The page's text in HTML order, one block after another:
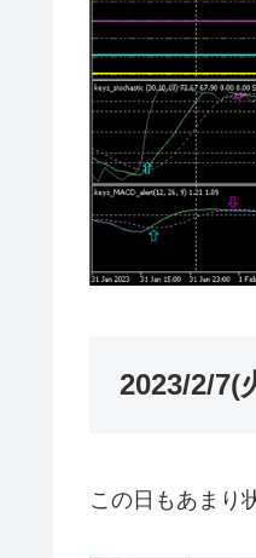
2023/2/7(
この日もあまり